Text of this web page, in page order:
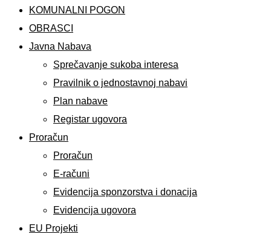
KOMUNALNI POGON
OBRASCI
Javna Nabava
Sprečavanje sukoba interesa
Pravilnik o jednostavnoj nabavi
Plan nabave
Registar ugovora
Proračun
Proračun
E-računi
Evidencija sponzorstva i donacija
Evidencija ugovora
EU Projekti